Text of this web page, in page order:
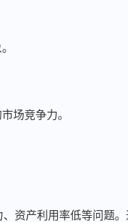
场竞争力。
资产利用率低等问题。